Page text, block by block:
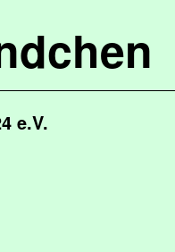
e.V.